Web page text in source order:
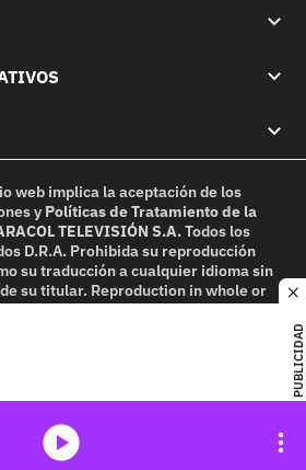
PUBLICIDAD
web implica la aceptación de los
y Políticas de Tratamiento de la
TELEVISIÓN S.A.Todos los
D.R.A. Prohibida su reproducción
su traducción a cualquier idioma sin
su titular. Reproduction in whole or
without written permission is